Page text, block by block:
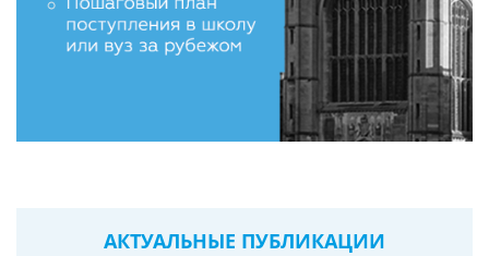
АКТУАЛЬНЫЕ ПУБЛИКАЦИИ